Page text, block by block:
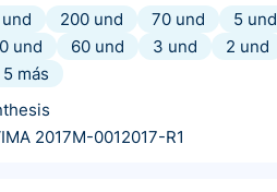
200 und 70 und 5 und
und
60 und 3 und 2 und
5 más
2017M-0012017-R1